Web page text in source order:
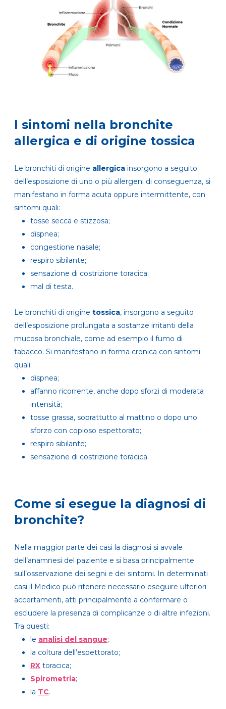
I sintomi nella bronchite
allergica e di origine tossica
Le bronchiti di origine allergica insorgono a seguito
dell’esposizione di uno o più allergeni di conseguenza, si
manifestano in forma acuta oppure intermittente, con
sintomi quali:
tosse secca e stizzosa;
dispnea;
congestione nasale;
respiro sibilante;
sensazione di costrizione toracica;
mal di testa.
Le bronchiti di origine tossica, insorgono a seguito
dell’esposizione prolungata a sostanze irritanti della
mucosa bronchiale, come ad esempio il fumo di
tabacco. Si manifestano in forma cronica con sintomi
quali:
dispnea;
affanno ricorrente, anche dopo sforzi di moderata
intensità;
tosse grassa, soprattutto al mattino o dopo uno
sforzo con copioso espettorato;
respiro sibilante;
sensazione di costrizione toracica.
Come si esegue la diagnosi di
bronchite?
Nella maggior parte dei casi la diagnosi si avvale
dell’anamnesi del paziente e si basa principalmente
sull’osservazione dei segni e dei sintomi. In determinati
casi il Medico può ritenere necessario eseguire ulteriori
accertamenti, atti principalmente a confermare o
escludere la presenza di complicanze o di altre infezioni.
Tra questi:
le analisi del sangue;
la coltura dell’espettorato;
RX toracica;
Spirometria;
la TC.